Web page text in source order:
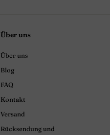
Über uns
Über uns
Blog
FAQ
Kontakt
Versand
Rücksendung und